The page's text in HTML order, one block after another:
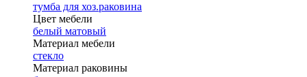
тумба для хоз.раковина
Цвет мебели
белый матовый
Материал мебели
стекло
Материал раковины